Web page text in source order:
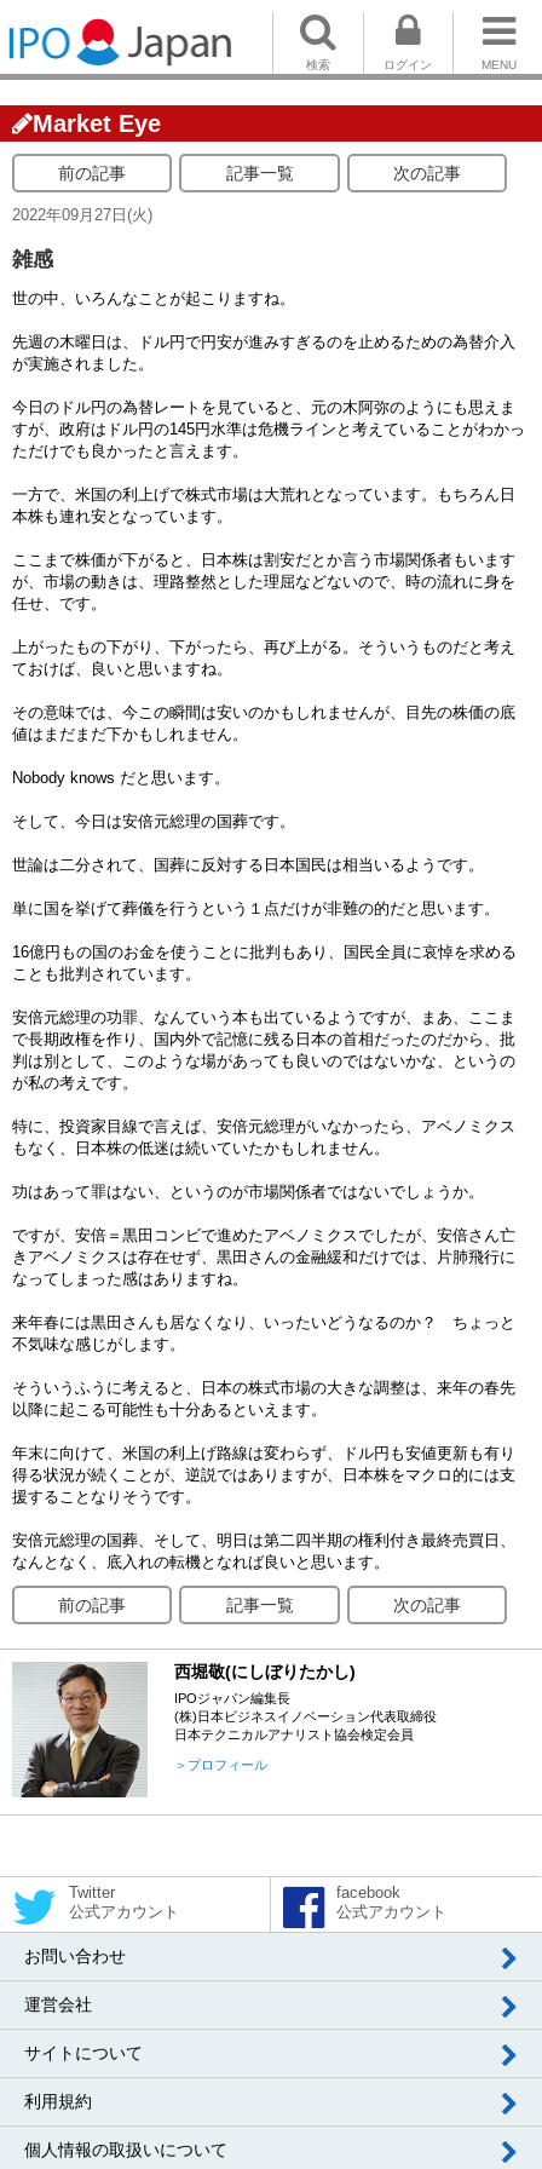
MENU
ログイン
検索
Market Eye
前の記事 記事一覧 次の記事
2022年09月27日(火)
雑感
世の中、いろんなことが起こりますね。
先週の木曜日は、ドル円で円安が進みすぎるのを止めるための為替介入
が実施されました。
今日のドル円の為替レートを見ていると、元の木阿弥のようにも思えま
すが、政府はドル円の145円水準は危機ラインと考えていることがわかっ
ただけでも良かったと言えます。
一方で、米国の利上げで株式市場は大荒れとなっています。もちろん日
本株も連れ安となっています。
ここまで株価が下がると、日本株は割安だとか言う市場関係者もいます
が、市場の動きは、理路整然とした理屈などないので、時の流れに身を
任せ、です。
上がったもの下がり、下がったら、再び上がる。そういうものだと考え
ておけば、良いと思いますね。
その意味では、今この瞬間は安いのかもしれませんが、目先の株価の底
値はまだまだ下かもしれません。
Nobody knows だと思います。
そして、今日は安倍元総理の国葬です。
世論は二分されて、国葬に反対する日本国民は相当いるようです。
単に国を挙げて葬儀を行うという１点だけが非難の的だと思います。
16億円もの国のお金を使うことに批判もあり、国民全員に哀悼を求める
ことも批判されています。
安倍元総理の功罪、なんていう本も出ているようですが、まあ、ここま
で長期政権を作り、国内外で記憶に残る日本の首相だったのだから、批
判は別として、このような場があっても良いのではないかな、というの
が私の考えです。
特に、投資家目線で言えば、安倍元総理がいなかったら、アベノミクス
もなく、日本株の低迷は続いていたかもしれません。
功はあって罪はない、というのが市場関係者ではないでしょうか。
ですが、安倍＝黒田コンビで進めたアベノミクスでしたが、安倍さん亡
きアベノミクスは存在せず、黒田さんの金融緩和だけでは、片肺飛行に
なってしまった感はありますね。
来年春には黒田さんも居なくなり、いったいどうなるのか？ ちょっと
不気味な感じがします。
そういうふうに考えると、日本の株式市場の大きな調整は、来年の春先
以降に起こる可能性も十分あるといえます。
年末に向けて、米国の利上げ路線は変わらず、ドル円も安値更新も有り
得る状況が続くことが、逆説ではありますが、日本株をマクロ的には支
援することなりそうです。
安倍元総理の国葬、そして、明日は第二四半期の権利付き最終売買日、
なんとなく、底入れの転機となれば良いと思います。
前の記事 記事一覧 次の記事
西堀敬(にしぼりたかし)
IPOジャパン編集長
(株)日本ビジネスイノベーション代表取締役
日本テクニカルアナリスト協会検定会員
＞プロフィール
Twitter
公式アカウント
facebook
公式アカウント
お問い合わせ
運営会社
サイトについて
利用規約
個人情報の取扱いについて